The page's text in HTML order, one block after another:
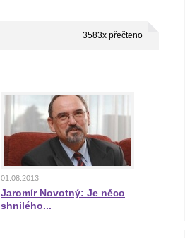
3583x přečteno
01.08.2013
Jaromír Novotný: Je něco
shnilého...